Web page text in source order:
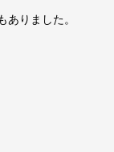
りました。